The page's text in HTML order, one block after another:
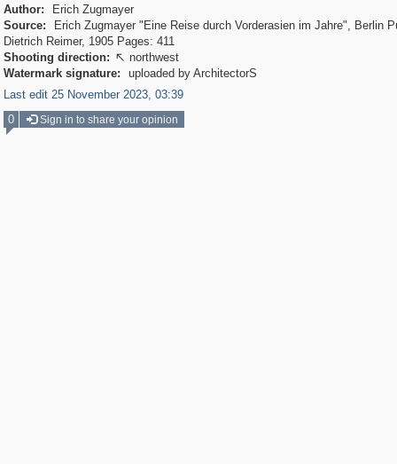
Author:
Erich Zugmayer
Source:
Erich Zugmayer "Eine Reise durch Vorderasien im Jahre", Berlin
Dietrich Reimer, 1905 Pages: 411
Shooting direction:  northwest
Watermark signature:
uploaded by ArchitectorS
Last edit 25 November 2023, 03:39
0
Sign in to share your opinion